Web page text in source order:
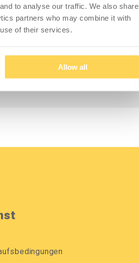
to analyse our traffic. We also share
partners who may combine it with
of their services.
Allow all